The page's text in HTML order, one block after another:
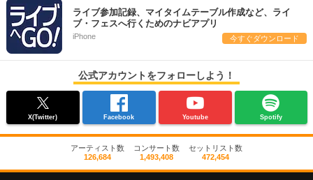
ライブ参加記録、マイタイムテーブル作成など、ライ
ブ・フェスへ行くためのナビアプリ
iPhone 今すぐダウンロード
公式アカウントをフォローしよう！
X(Twitter) Facebook Youtube Spotify
アーティスト数
126,684
コンサート数
1,493,408
セットリスト数
472,454